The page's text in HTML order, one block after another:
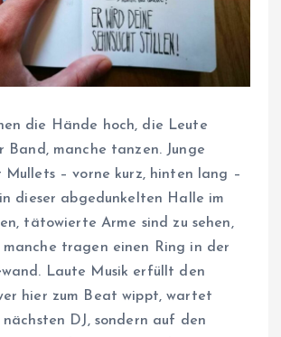
die Hände hoch, die Leute
Band, manche tanzen. Junge
Mullets – vorne kurz, hinten lang –
dieser abgedunkelten Halle im
tätowierte Arme sind zu sehen,
manche tragen einen Ring in der
Laute Musik erfüllt den
hier zum Beat wippt, wartet
DJ, sondern auf den